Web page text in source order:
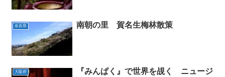
奈良県 南朝の里 賀名生梅林散策
大阪府
『みんぱく』で世界を覘く ニュージ